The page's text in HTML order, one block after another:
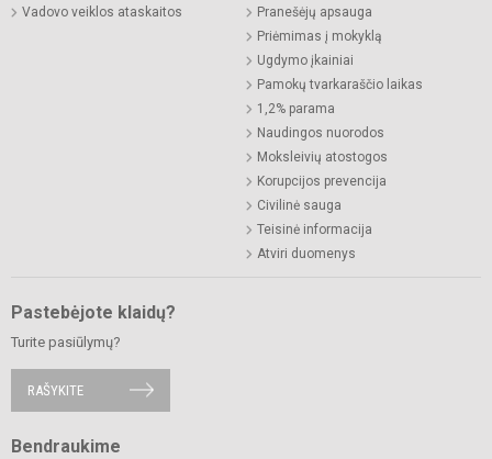
Vadovo veiklos ataskaitos
Pranešėjų apsauga
Priėmimas į mokyklą
Ugdymo įkainiai
Pamokų tvarkaraščio laikas
1,2% parama
Naudingos nuorodos
Moksleivių atostogos
Korupcijos prevencija
Civilinė sauga
Teisinė informacija
Atviri duomenys
Pastebėjote klaidų?
Turite pasiūlymų?
RAŠYKITE
Bendraukime